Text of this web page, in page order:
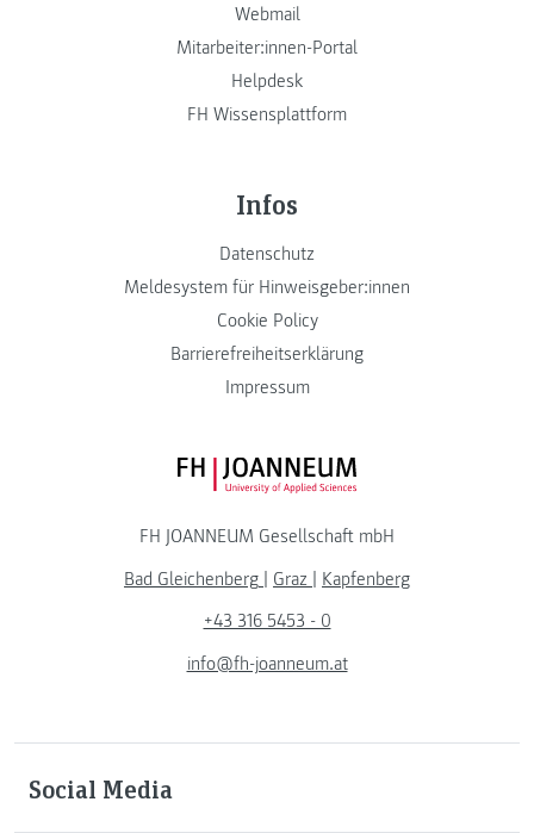
Webmail
Mitarbeiter:innen-Portal
Helpdesk
FH Wissensplattform
Infos
Datenschutz
Meldesystem für Hinweisgeber:innen
Cookie Policy
Barrierefreiheitserklärung
Impressum
FH JOANNEUM Logo
FH JOANNEUM Gesellschaft mbH
Bad Gleichenberg | Graz | Kapfenberg
+43 316 5453 - 0
info@fh-joanneum.at
Social Media